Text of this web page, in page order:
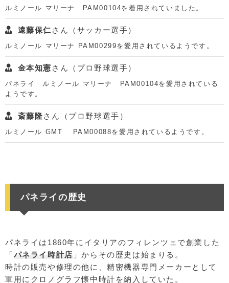
ルミノール マリーナ PAM00104を着用されていました。
遠藤保仁 さん（サッカー選手）
ルミノール マリーナ PAM00299を愛用されているようです。
金本知憲 さん（プロ野球選手）
パネライ ルミノール マリーナ PAM00104を愛用されている
ようです。
斎藤隆さん（プロ野球選手）
ルミノール GMT PAM00088を愛用されているようです。
パネライの歴史
パネライは1860年にイタリアのフィレンツェで創業した
「パネライ時計店 」からその歴史は始まりる。
時計の販売や修理の他に、精密機器専門メーカーとして
軍用にクロノグラフ懐中時計を納入していた。